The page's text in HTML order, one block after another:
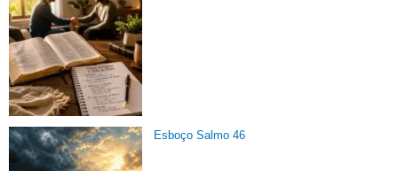
Esboço Salmo 46